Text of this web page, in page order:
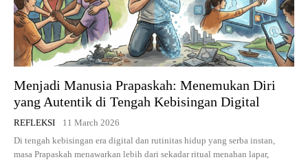
Menjadi Manusia Prapaskah: Menemukan Diri
yang Autentik di Tengah Kebisingan Digital
REFLEKSI
11 March 2026
Di tengah kebisingan era digital dan rutinitas hidup yang serba instan,
masa Prapaskah menawarkan lebih dari sekadar ritual menahan lapar,